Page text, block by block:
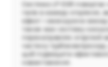
Система LP EGR
газів в камеру
ефект і зменшуючи викид
також має систему
перенаправляє згорілий
частину
щоб підвищити
навантаження.